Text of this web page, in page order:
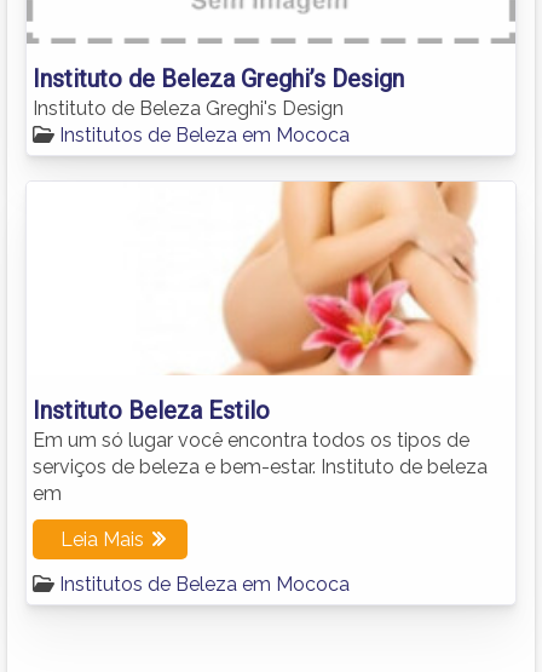
Instituto de Beleza Greghi’s Design
Instituto de Beleza Greghi's Design
Institutos de Beleza em Mococa
Instituto Beleza Estilo
Em um só lugar você encontra todos os tipos de
serviços de beleza e bem-estar. Instituto de beleza
em
Leia Mais
Institutos de Beleza em Mococa